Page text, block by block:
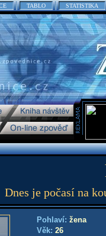
TABLO STATISTIKA
Dnes je počasí na
Pohlaví: žena
Věk: 26